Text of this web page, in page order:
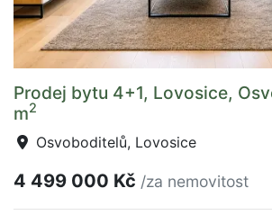
Prodej bytu 4+1, Lovosice,
m2
Osvoboditelů, Lovosice
4 499 000 Kč /za nemovitost